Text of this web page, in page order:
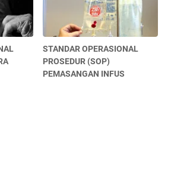
STANDAR OPERASIONAL
PROSEDUR (SOP)
PEMASANGAN INFUS